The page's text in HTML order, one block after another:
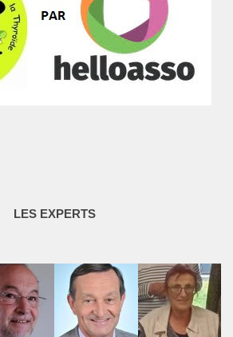
LES EXPERTS